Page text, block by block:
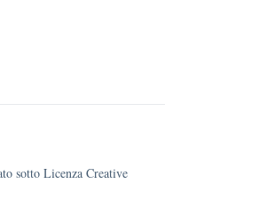
sotto Licenza Creative